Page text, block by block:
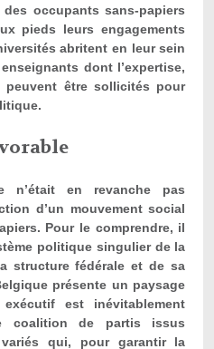
occupants sans-papiers
pieds leurs engagements
abritent en leur sein
dont l’expertise,
être sollicités pour
n’était en revanche pas
d’un mouvement social
Pour le comprendre, il
politique singulier de la
structure fédérale et de sa
présente un paysage
est inévitablement
coalition de partis issus
variés qui, pour garantir la